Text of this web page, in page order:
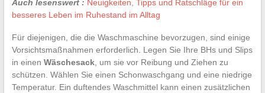
Auch lesenswert : Neuigkeiten, Tipps und Ratschläge für ein
besseres Leben im Ruhestand im Alltag
Für diejenigen, die die Waschmaschine bevorzugen, sind einige
Vorsichtsmaßnahmen erforderlich. Legen Sie Ihre BHs und Slips
in einen Wäschesack, um sie vor Reibung und Ziehen zu
schützen. Wählen Sie einen Schonwaschgang und eine niedrige
Temperatur. Ein duftendes Waschmittel kann einen zusätzlichen